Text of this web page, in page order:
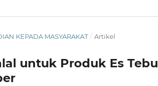
KEPADA MASYARAKAT / Artikel
untuk Produk Es Tebu